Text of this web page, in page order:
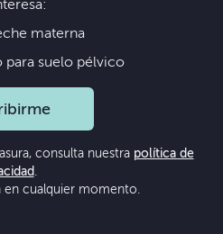
materna
para suelo pélvico
consulta nuestra política de
.
en cualquier momento.